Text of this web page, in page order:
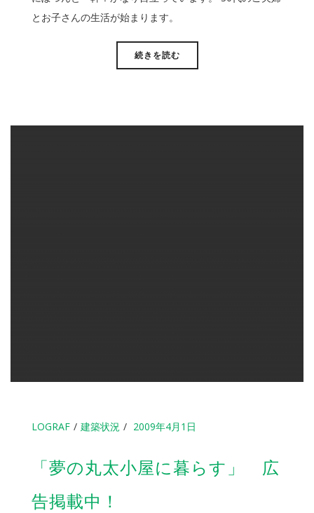
とお子さんの生活が始まります。
続きを読む
LOGRAF 建築状況 2009年4月1日
「夢の丸太小屋に暮らす」 広
告掲載中！